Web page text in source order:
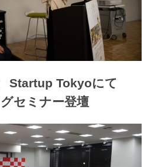
Startup Tokyoにて
セミナー登壇